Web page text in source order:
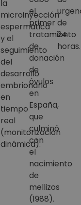
la
microinyección
espermática
y el
seguimiento
del
desarrollo
embrionario
en
tiempo
real
(monitorización
dinámica).
el
primer
tratamiento
de
donación
de
óvulos
en
España,
que
culminó
con
el
nacimiento
de
mellizos
(1988).
de
24
horas.